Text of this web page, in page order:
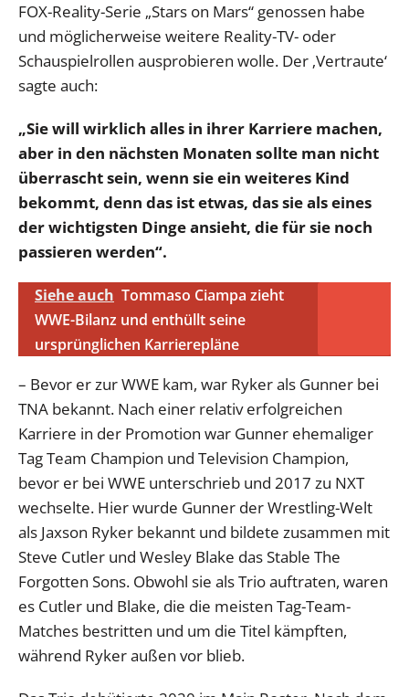
FOX-Reality-Serie „Stars on Mars“ genossen habe
und möglicherweise weitere Reality-TV- oder
Schauspielrollen ausprobieren wolle. Der ‚Vertraute‘
sagte auch:
„Sie will wirklich alles in ihrer Karriere machen,
aber in den nächsten Monaten sollte man nicht
überrascht sein, wenn sie ein weiteres Kind
bekommt, denn das ist etwas, das sie als eines
der wichtigsten Dinge ansieht, die für sie noch
passieren werden“.
Siehe auch Tommaso Ciampa zieht
WWE-Bilanz und enthüllt seine
ursprünglichen Karrierepläne
– Bevor er zur WWE kam, war Ryker als Gunner bei
TNA bekannt. Nach einer relativ erfolgreichen
Karriere in der Promotion war Gunner ehemaliger
Tag Team Champion und Television Champion,
bevor er bei WWE unterschrieb und 2017 zu NXT
wechselte. Hier wurde Gunner der Wrestling-Welt
als Jaxson Ryker bekannt und bildete zusammen mit
Steve Cutler und Wesley Blake das Stable The
Forgotten Sons. Obwohl sie als Trio auftraten, waren
es Cutler und Blake, die die meisten Tag-Team-
Matches bestritten und um die Titel kämpften,
während Ryker außen vor blieb.